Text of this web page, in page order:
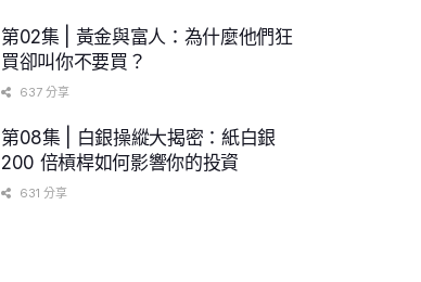
第02集 | 黃金與富人：為什麼他們狂
買卻叫你不要買？
637 分享
第08集 | 白銀操縱大揭密：紙白銀
200 倍槓桿如何影響你的投資
631 分享